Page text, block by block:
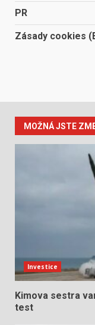
PR
Zásady cookies
MOŽNÁ JSTE
Investice
Kimova sestra
test